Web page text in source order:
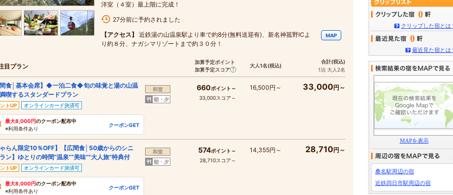
洋室（４室）最上階に完成！
27分前に予約されました
【アクセス】
近鉄湯の山温泉駅より車で約8分(無料送迎有)、新名神菰野ICよ
り約８分、ナガシマリゾートまで約３０分！
MAP
目プラン
加算予定ポイント
加算予定スコア
大人1名(税込)
合計(税込)
1泊 大人2名
食│基本会席】◆一泊二食◆旬の味覚と湯の山温
喫するスタンダードプラン
トUP オンラインカード決済可
最大8,000円のクーポン配布中
※利用条件あり
クーポンGET
和室
朝・夕
660ポイント～
33,000スコア～
16,500円～ 33,000円～
らん限定10％OFF】【広間食│50歳からのシニ
ン】ゆとりの時間”温泉”“美味”"大人旅”特典付
トUP オンラインカード決済可
最大8,000円のクーポン配布中
※利用条件あり
クーポンGET
和室
朝・夕
574ポイント～
28,710スコア～
14,355円～ 28,710円～
0
クリップした宿とは
0
最近見た宿とは
MAPを表示
桑名駅周辺の宿
近鉄四日市駅周辺の宿